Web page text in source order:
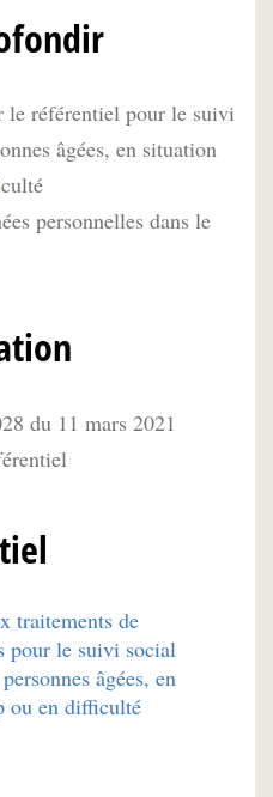
le référentiel pour le suivi
âgées, en situation
personnelles dans le
du 11 mars 2021
traitements de
pour le suivi social
âgées, en
ou en difficulté